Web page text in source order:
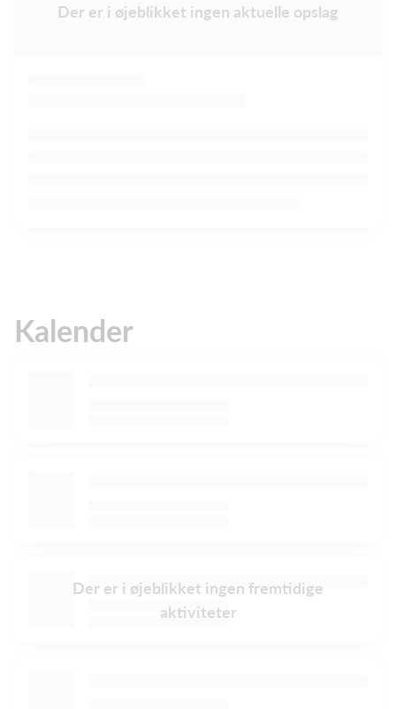
Der er i øjeblikket ingen aktuelle opslag
Kalender
Der er i øjeblikket ingen fremtidige
aktiviteter